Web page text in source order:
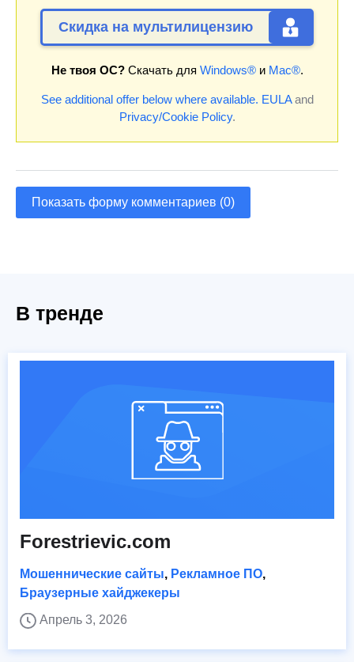
Скидка на мультилицензию
Не твоя ОС?Скачать для Windows®и Mac®.
See additional offer below where available. EULAand
Privacy/Cookie Policy.
Показать форму комментариев (0)
В тренде
Forestrievic.com
Мошеннические сайты, Рекламное ПО,
Браузерные хайджекеры
Апрель 3, 2026